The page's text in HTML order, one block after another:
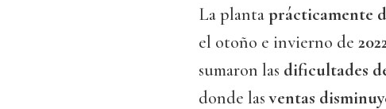
La plantaprácticamente
el otoño e invierno de
sumaron las dificultades
donde lasventas